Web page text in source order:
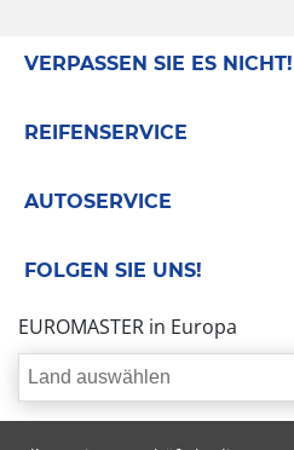
VERPASSEN SIE ES NICHT!
REIFENSERVICE
AUTOSERVICE
FOLGEN SIE UNS!
EUROMASTER in Europa
Land auswählen